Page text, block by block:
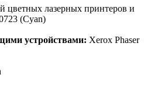
цветных лазерных принтеров и
(Cyan)
устройствами: Xerox Phaser